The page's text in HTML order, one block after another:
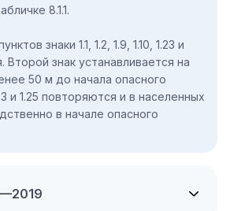
8.1.1.
знаки 1.1, 1.2, 1.9, 1.10, 1.23 и
Второй знак устанавливается на
50 м до начала опасного
и 1.25 повторяются и в населенных
в начале опасного